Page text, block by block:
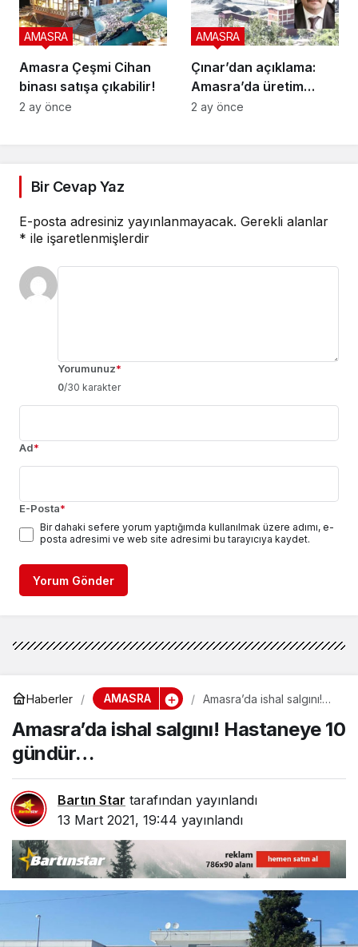
Amasra Çeşmi Cihan
binası satışa çıkabilir!
AMASRA
2 ay önce
Çınar’dan açıklama:
Amasra’da üretim
durmadı
AMASRA
2 ay önce
Bir Cevap Yaz
E-posta adresiniz yayınlanmayacak. Gerekli alanlar
* ile işaretlenmişlerdir
Yorumunuz*
0/30 karakter
Ad*
E-Posta*
Bir dahaki sefere yorum yaptığımda kullanılmak üzere adımı, e-
posta adresimi ve web site adresimi bu tarayıcıya kaydet.
Yorum Gönder
Haberler AMASRA
Amasra’da ishal salgını!
Amasra’da ishal salgını! Hastaneye 10
gündür…
Bartın Star tarafından yayınlandı
13 Mart 2021, 19:44 yayınlandı